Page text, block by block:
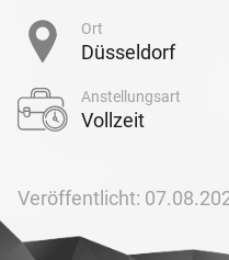
Ort
Düsseldorf
Anstellungsart
Vollzeit
Veröffentlicht: